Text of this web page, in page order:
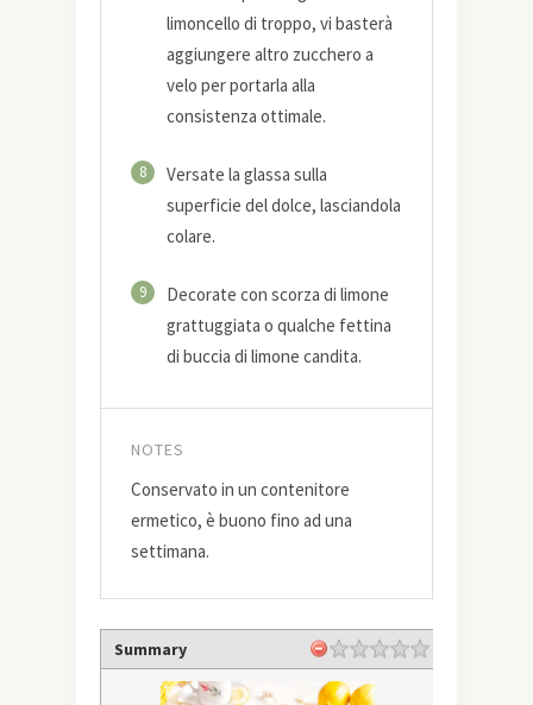
limoncello di troppo, vi basterà
aggiungere altro zucchero a
velo per portarla alla
consistenza ottimale.
8
Versate la glassa sulla
superficie del dolce, lasciandola
colare.
9
Decorate con scorza di limone
grattuggiata o qualche fettina
di buccia di limone candita.
NOTES
Conservato in un contenitore
ermetico, è buono fino ad una
settimana.
Summary